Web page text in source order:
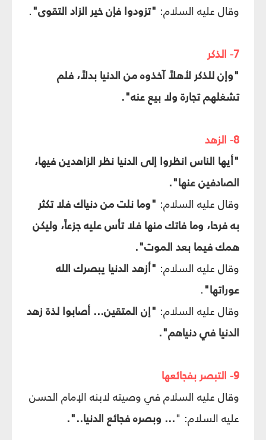
وقال عليه السلام: "تزودوا فإن خير الزاد التقوى".
7- الذكر
"وإن للذكر لأهلاً آخذوه من الدنيا بدلاً، فلم
تشغلهم تجارة ولا بيع عنه".
8- الزهد
"أيها الناس انظروا إلى الدنيا نظر الزاهدين فيها،
الصادفين عنها".
وقال عليه السلام: "وما نلت من دنياك فلا تكثر
به فرحا، وما فاتك منها فلا تأس عليه جزعاً، وليكن
همك فيما بعد الموت".
وقال عليه السلام: "أزهد الدنيا يبصرك الله
عوراتها".
وقال عليه السلام: "إن المتقين... أصابوا لذة زهد
الدنيا في دنياهم".
9- التبصر بفجائعها
وقال عليه السلام في وصيته لابنه الإمام الحسن
عليه السلام: "... وبصره فجائع الدنيا..".